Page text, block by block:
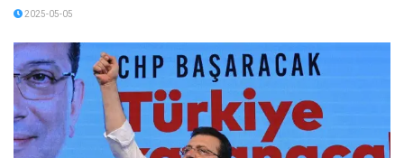
2025-05-05